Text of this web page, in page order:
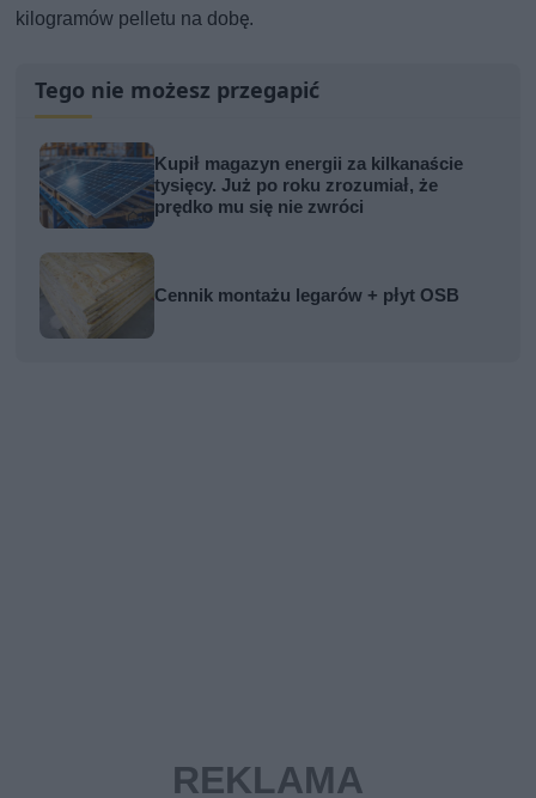
kilogramów pelletu na dobę.
Tego nie możesz przegapić
Kupił magazyn energii za kilkanaście
tysięcy. Już po roku zrozumiał, że
prędko mu się nie zwróci
Cennik montażu legarów + płyt OSB